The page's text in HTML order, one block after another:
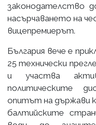
законодателство
насърчаването на
вицепремиерът.
България вече е
25 технически
и участва
политическите
опитът на държави
балтийските